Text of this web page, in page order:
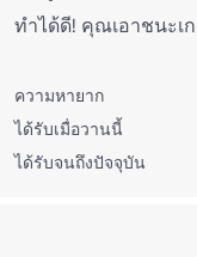
ทําได้ดี! คุณเอาชนะเ
ความหายาก
ได้รับเมื่อวานนี้
ได้รับจนถึงปัจจุบัน